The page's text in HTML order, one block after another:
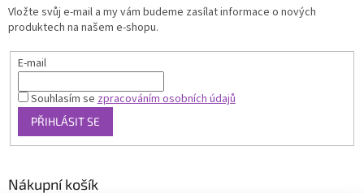
Vložte svůj e-mail a my vám budeme zasílat informace o nových
produktech na našem e-shopu.
E-mail
Souhlasím sezpracováním osobních údajů
PŘIHLÁSIT SE
Nákupní košík